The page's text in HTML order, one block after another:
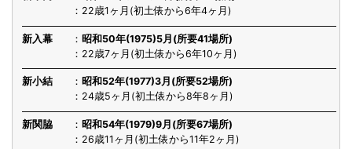
22歳1ヶ月(初土俵から6年4ヶ月)
新入幕
昭和50年(1975)5月(所要41場所)
22歳7ヶ月(初土俵から6年10ヶ月)
新小結
昭和52年(1977)3月(所要52場所)
24歳5ヶ月(初土俵から8年8ヶ月)
新関脇
昭和54年(1979)9月(所要67場所)
26歳11ヶ月(初土俵から11年2ヶ月)